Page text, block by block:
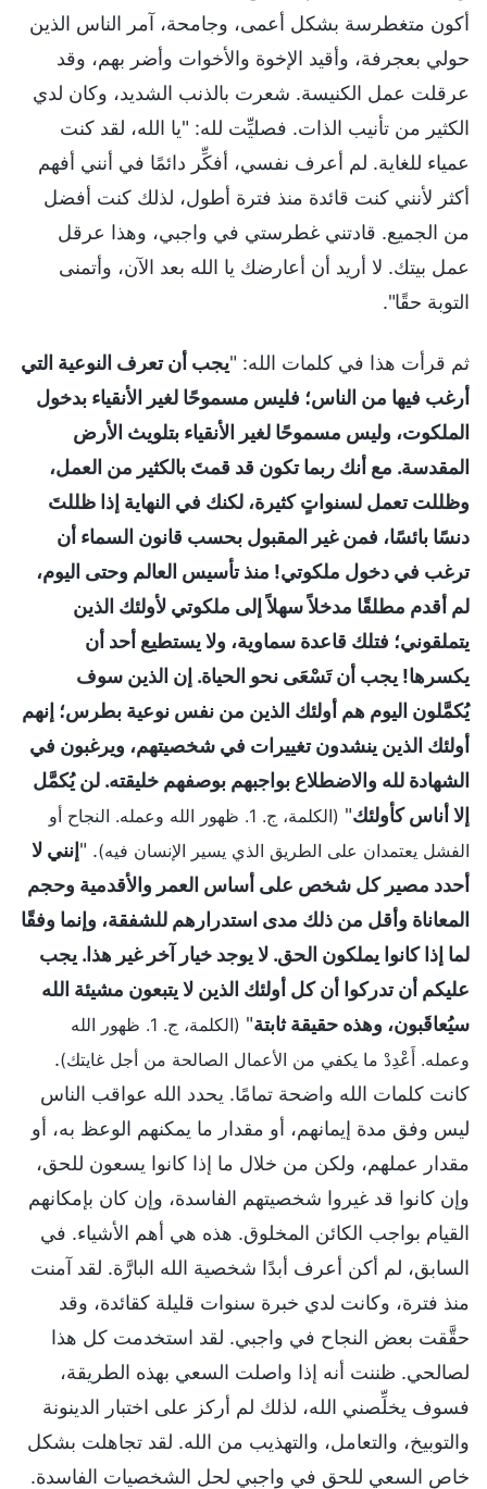
أكون متغطرسة بشكل أعمى، وجامحة، آمر الناس الذين
حولي بعجرفة، وأقيد الإخوة والأخوات وأضر بهم، وقد
عرقلت عمل الكنيسة. شعرت بالذنب الشديد، وكان لدي
الكثير من تأنيب الذات. فصليِّت لله: "يا الله، لقد كنت
عمياء للغاية. لم أعرف نفسي، أفكِّر دائمًا في أنني أفهم
أكثر لأنني كنت قائدة منذ فترة أطول، لذلك كنت أفضل
من الجميع. قادتني غطرستي في واجبي، وهذا عرقل
عمل بيتك. لا أريد أن أعارضك يا الله بعد الآن، وأتمنى
التوبة حقًا".
ثم قرأت هذا في كلمات الله: "يجب أن تعرف النوعية التي
أرغب فيها من الناس؛ فليس مسموحًا لغير الأنقياء بدخول
الملكوت، وليس مسموحًا لغير الأنقياء بتلويث الأرض
المقدسة. مع أنك ربما تكون قد قمتَ بالكثير من العمل،
وظللت تعمل لسنواتٍ كثيرة، لكنك في النهاية إذا ظللتَ
دنسًا بائسًا، فمن غير المقبول بحسب قانون السماء أن
ترغب في دخول ملكوتي! منذ تأسيس العالم وحتى اليوم،
لم أقدم مطلقًا مدخلاً سهلاً إلى ملكوتي لأولئك الذين
يتملقوني؛ فتلك قاعدة سماوية، ولا يستطيع أحد أن
يكسرها! يجب أن تَسْعَى نحو الحياة. إن الذين سوف
يُكمَّلون اليوم هم أولئك الذين من نفس نوعية بطرس؛ إنهم
أولئك الذين ينشدون تغييرات في شخصيتهم، ويرغبون في
الشهادة لله والاضطلاع بواجبهم بوصفهم خليقته. لن يُكمَّل
إلا أناس كأولئك"
(الكلمة، ج. 1. ظهور الله وعمله. النجاح أو
الفشل يعتمدان على الطريق الذي يسير الإنسان فيه). "إنني لا
أحدد مصير كل شخص على أساس العمر والأقدمية وحجم
المعاناة وأقل من ذلك مدى استدرارهم للشفقة، وإنما وفقًا
لما إذا كانوا يملكون الحق. لا يوجد خيار آخر غير هذا. يجب
عليكم أن تدركوا أن كل أولئك الذين لا يتبعون مشيئة الله
سيُعاقَبون، وهذه حقيقة ثابتة"
(الكلمة، ج. 1. ظهور الله
وعمله. أَعْدِدْ ما يكفي من الأعمال الصالحة من أجل غايتك).
كانت كلمات الله واضحة تمامًا. يحدد الله عواقب الناس
ليس وفق مدة إيمانهم، أو مقدار ما يمكنهم الوعظ به، أو
مقدار عملهم، ولكن من خلال ما إذا كانوا يسعون للحق،
وإن كانوا قد غيروا شخصيتهم الفاسدة، وإن كان بإمكانهم
القيام بواجب الكائن المخلوق. هذه هي أهم الأشياء. في
السابق، لم أكن أعرف أبدًا شخصية الله البارَّة. لقد آمنت
منذ فترة، وكانت لدي خبرة سنوات قليلة كقائدة، وقد
حقَّقت بعض النجاح في واجبي. لقد استخدمت كل هذا
لصالحي. ظننت أنه إذا واصلت السعي بهذه الطريقة،
فسوف يخلِّصني الله، لذلك لم أركز على اختبار الدينونة
والتوبيخ، والتعامل، والتهذيب من الله. لقد تجاهلت بشكل
خاص السعي للحق في واجبي لحل الشخصيات الفاسدة.